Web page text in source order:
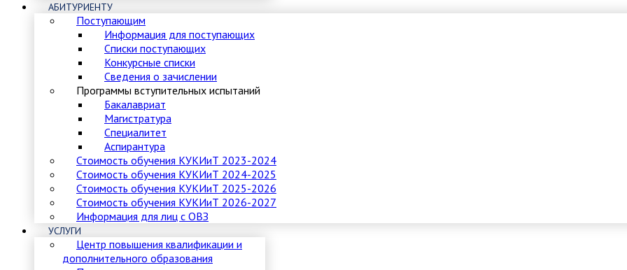
АБИТУРИЕНТУ
Поступающим
Информация для поступающих
Списки поступающих
Конкурсные списки
Сведения о зачислении
Программы вступительных испытаний
Бакалавриат
Магистратура
Специалитет
Аспирантура
Стоимость обучения КУКИиТ 2023-2024
Стоимость обучения КУКИиТ 2024-2025
Стоимость обучения КУКИиТ 2025-2026
Стоимость обучения КУКИиТ 2026-2027
Информация для лиц с ОВЗ
УСЛУГИ
Центр повышения квалификации и
дополнительного образования